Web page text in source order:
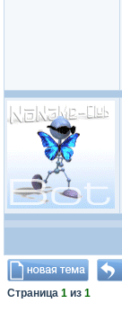
Страница 1 из 1